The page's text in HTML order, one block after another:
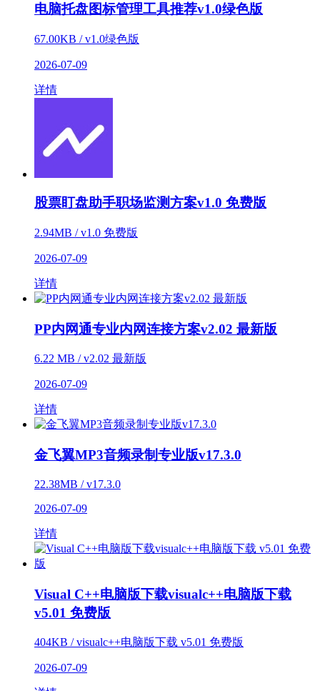
电脑托盘图标管理工具推荐v1.0绿色版
67.00KB / v1.0绿色版
2026-07-09
详情
股票盯盘助手职场监测方案v1.0 免费版
2.94MB / v1.0 免费版
2026-07-09
详情
PP内网通专业内网连接方案v2.02 最新版
6.22 MB / v2.02 最新版
2026-07-09
详情
金飞翼MP3音频录制专业版v17.3.0
22.38MB / v17.3.0
2026-07-09
详情
Visual C++电脑版下载visualc++电脑版下载
v5.01 免费版
404KB / visualc++电脑版下载 v5.01 免费版
2026-07-09